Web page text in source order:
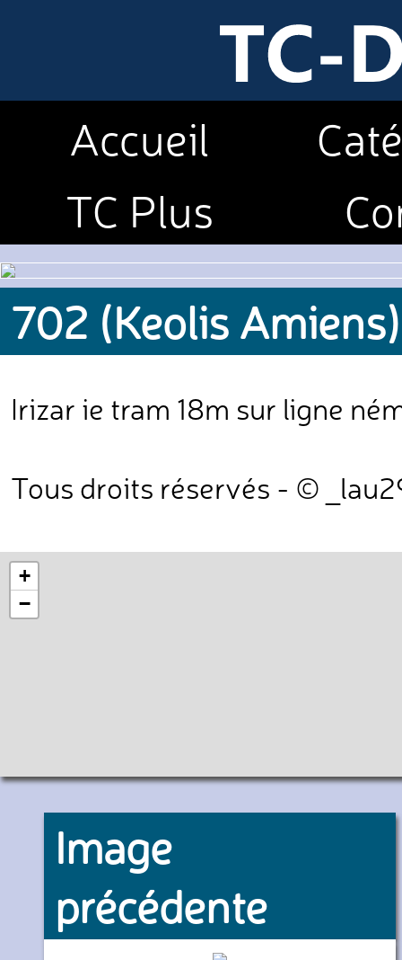
Accueil
TC Plus
702 (Keolis Amiens)
Irizar ie tram 18m sur ligne
Tous droits réservés - ©
+
−
Image
précédente